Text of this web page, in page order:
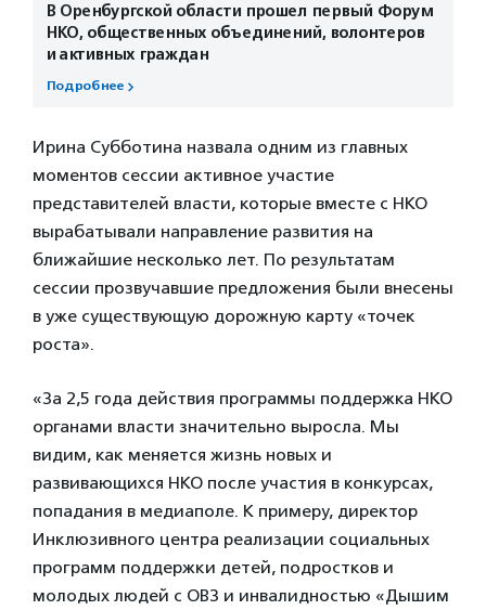
В Оренбургской области прошел первый Форум
НКО, общественных объединений, волонтеров
и активных граждан
Подробнее
Ирина Субботина назвала одним из главных
моментов сессии активное участие
представителей власти, которые вместе с НКО
вырабатывали направление развития на
ближайшие несколько лет. По результатам
сессии прозвучавшие предложения были внесены
в уже существующую дорожную карту «точек
роста».
«За 2,5 года действия программы поддержка НКО
органами власти значительно выросла. Мы
видим, как меняется жизнь новых и
развивающихся НКО после участия в конкурсах,
попадания в медиаполе. К примеру, директор
Инклюзивного центра реализации социальных
программ поддержки детей, подростков и
молодых людей с ОВЗ и инвалидностью «Дышим